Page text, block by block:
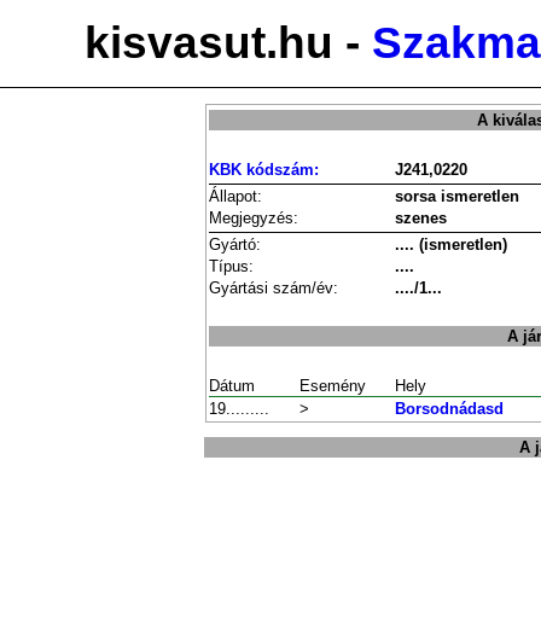
kisvasut.hu -
A
KBK kódszám:
J241,0220
Állapot:
sorsa ismeretlen
Megjegyzés:
szenes
Gyártó:
.... (ismeretlen)
Típus:
....
Gyártási szám/év:
..../1...
A
Dátum Esemény
Hely
19.........
> Borsodnádasd
A